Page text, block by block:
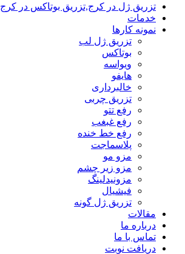
تزریق ژل در کرج,تزریق بوتاکس در کرج
خدمات
نمونه کارها
تزریق ژل لب
بوتاکس
ویواسه
هایفو
خالبرداری
تزریق چربی
رفع تتو
رفع غبغب
رفع خط خنده
پلاسماجت
مزو مو
مزو زیر چشم
مزونیدلینگ
فیشیال
تزریق ژل گونه
مقالات
درباره ما
تماس با ما
دریافت نوبت